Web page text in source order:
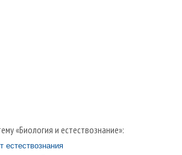
«Биология и естествознание»:
естествознания